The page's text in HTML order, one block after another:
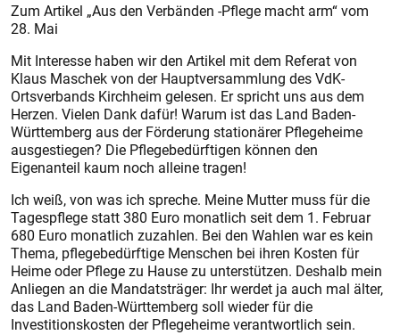
Zum Artikel „Aus den Verbänden -Pflege macht arm“ vom
28. Mai
Mit Interesse haben wir den Artikel mit dem Referat von
Klaus Maschek von der Hauptversammlung des VdK-
Ortsverbands Kirchheim gelesen. Er spricht uns aus dem
Herzen. Vielen Dank dafür! Warum ist das Land Baden-
Württemberg aus der Förderung stationärer Pflegeheime
ausgestiegen? Die Pflegebedürftigen können den
Eigenanteil kaum noch alleine tragen!
Ich weiß, von was ich spreche. Meine Mutter muss für die
Tagespflege statt 380 Euro monatlich seit dem 1. Februar
680 Euro monatlich zuzahlen. Bei den Wahlen war es kein
Thema, pflegebedürftige Menschen bei ihren Kosten für
Heime oder Pflege zu Hause zu unterstützen. Deshalb mein
Anliegen an die Mandatsträger: Ihr werdet ja auch mal älter,
das Land Baden-Württemberg soll wieder für die
Investitionskosten der Pflegeheime verantwortlich sein.